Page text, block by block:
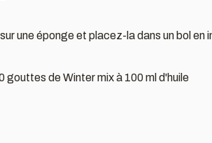
une éponge et placez-la dans un bol en
gouttes de Winter mix à 100 ml d'huile